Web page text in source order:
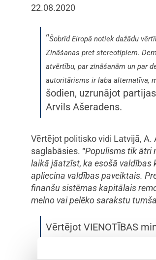
22.08.2020
“Šobrīd Eiropā notiek dažādu
Zināšanas pret stereotipiem.
atvērtību, par zināšanām un par
autoritārisms ir laba alternatīva,
šodien, uzrunājot
Arvils Ašeradens.
Vērtējot politisko vidi Latvijā, A.
saglabāsies. “Populisms tik ātri
laikā jāatzīst, ka esošā valdības
apliecina valdības paveiktais.
finanšu sistēmas kapitālais
melno vai pelēko sarakstu
Vērtējot VIENOTĪBAS